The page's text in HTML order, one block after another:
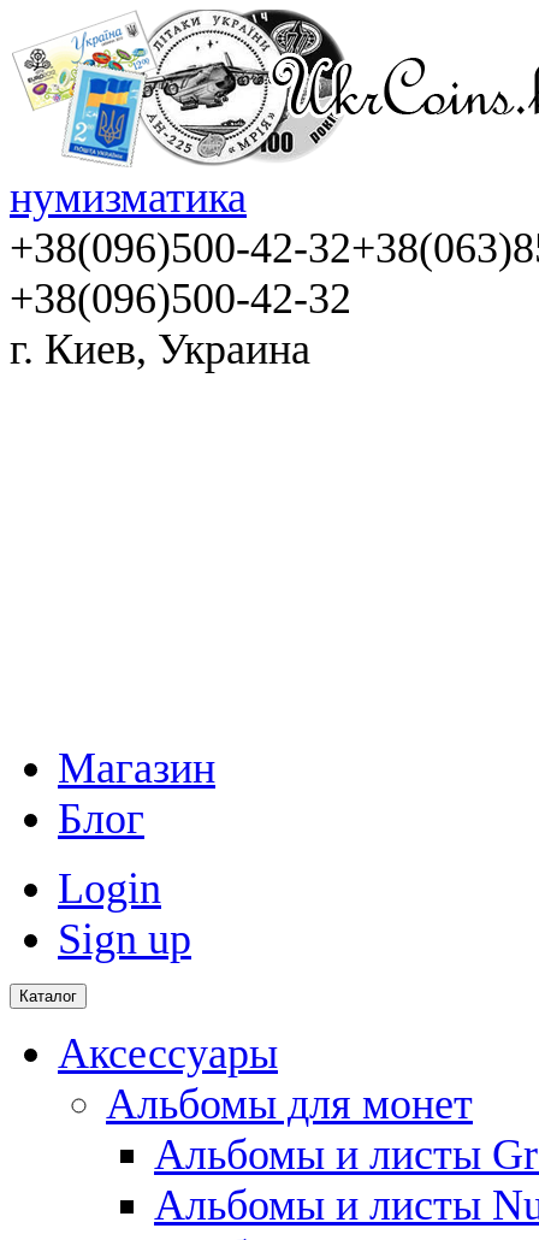
нумизматика
+38(096)500-42-32
+38(096)500-42-32
г. Киев, Украина
Магазин
Блог
Login
Sign up
Каталог
Аксессуары
Альбомы для монет
Альбомы и листы
Альбомы и листы